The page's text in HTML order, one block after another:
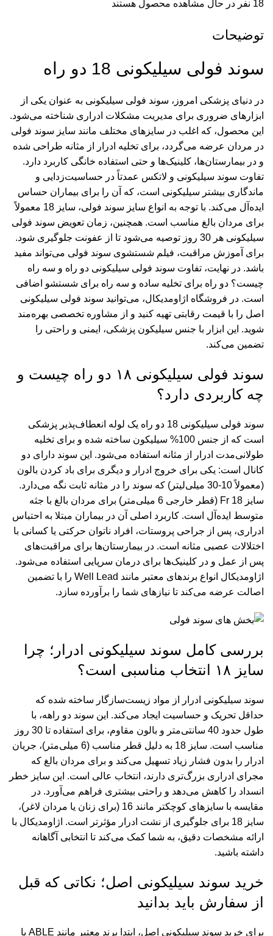
18 نفر در حال مشاهده محصول هستند
توضیحات
سوند فولی سیلیکونی 18 دو راه
در دنیای پزشکی امروز، سوند فولی سیلیکونی به عنوان یکی از
ابزارهای ضروری برای مدیریت مشکلات ادراری شناخته می‌شود.
این محصول، که اغلب در سایزهای مختلف مانند سایز سوند فولی
در مردان عرضه می‌گردد، برای تخلیه ادرار از مثانه طراحی شده
و در بیمارستان‌ها، کلینیک‌ها و حتی استفاده خانگی کاربرد دارد.
تفاوت سوند سیلیکونی و لاتکس عمدتاً در حساسیت‌زدایی و
ماندگاری بیشتر سیلیکونی است، که آن را برای بیماران حساس
ایده‌آل می‌کند. با توجه به انواع سایز سوند فولی
، سایز 18 معمولاً
برای مردان بالغ مناسب است. همچنین، زمان تعویض سوند فولی
سیلیکونی
هر 30 روز توصیه می‌شود تا از عفونت جلوگیری شود.
برای آموزش مراقبت، فیلم شستشوی سوند فولی می‌تواند مفید
باشد. در نهایت، تفاوت سوند فولی سیلیکونی دو راه و سه راه
چیست؟ دو راه برای تخلیه ساده و سه راه برای شستشو اضافی
است. در فروشگاه اژاومدیکال، می‌توانید سوند فولی سیلیکونی
اصل را با قیمت رقابتی تهیه کنید و از مشاوره تخصصی بهره‌مند
شوید. این ابزار با جنس سیلیکون پزشکی، ایمنی و راحتی را
تضمین می‌کند.
سوند فولی سیلیکونی ۱۸ دو راه چیست و
چه کاربردی دارد؟
سوند فولی سیلیکونی 18 دو راه یک لوله انعطاف‌پذیر پزشکی
است که از جنس 100% سیلیکون ساخته شده و برای تخلیه
طولانی‌مدت ادرار از مثانه استفاده می‌شود. این سوند دارای دو
کانال است: یکی برای خروج ادرار و دیگری برای باد کردن بالون
(معمولاً 10-30 میلی‌لیتر) که سوند را در مثانه ثابت نگه می‌دارد.
سایز 18 Fr (قطر خارجی 6 میلی‌متر) برای مردان بالغ با جثه
متوسط ایده‌آل است. کاربرد اصلی آن در بیماران مبتلا به احتباس
ادراری، پس از جراحی پروستات، افراد ناتوان حرکتی یا کسانی با
اختلالات عصبی مثانه است. در بیمارستان‌ها برای مراقبت‌های
پس از عمل و در کلینیک‌ها برای درمان سرپایی استفاده می‌شود.
اژاومدیکال انواع برندهای معتبر مانند Well Lead را با تضمین
اصالت عرضه می‌کند تا نیازهای شما را برآورده سازد.
بررسی کامل سوند سیلیکونی ادرار؛ چرا
سایز ۱۸ انتخاب مناسبی است؟
سوند سیلیکونی ادرار از مواد زیست‌سازگار ساخته شده که
حداقل تحریک و حساسیت ایجاد می‌کند. این سوند دو راهه، با
طول حدود 40 سانتی‌متر و بالون مقاوم، برای استفاده تا 30 روز
مناسب است. سایز 18 به دلیل قطر مناسب (6 میلی‌متر)، جریان
ادرار را بدون فشار زیاد تسهیل می‌کند و برای مردان بالغ که
مجرای ادراری بزرگ‌تری دارند، انتخاب عالی است. این سایز خطر
انسداد را کاهش می‌دهد و راحتی بیشتری فراهم می‌آورد. در
مقایسه با سایزهای کوچکتر مانند 16 (برای زنان یا مردان لاغر)،
سایز 18 برای جلوگیری از نشت ادرار مؤثرتر است. اژاومدیکال با
ارائه مشخصات دقیق، به شما کمک می‌کند تا انتخابی آگاهانه
داشته باشید.
خرید سوند سیلیکونی اصل؛ نکاتی که قبل
از سفارش باید بدانید
برای خرید سوند سیلیکونی اصل، ابتدا برند معتبر مانند ABLE یا